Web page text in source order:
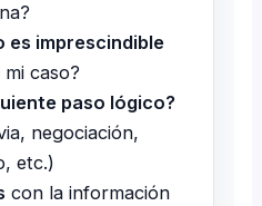
es imprescindible
caso?
paso lógico?
negociación,
etc.)
con la información